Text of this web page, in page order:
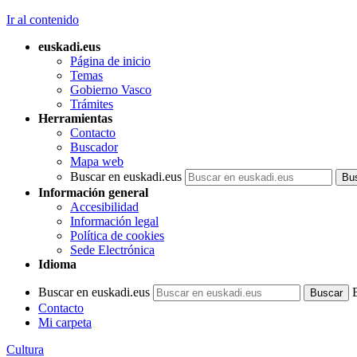
Ir al contenido
euskadi.eus
Página de inicio
Temas
Gobierno Vasco
Trámites
Herramientas
Contacto
Buscador
Mapa web
Buscar en euskadi.eus
Información general
Accesibilidad
Información legal
Política de cookies
Sede Electrónica
Idioma
Buscar en euskadi.eus
Contacto
Mi carpeta
Cultura